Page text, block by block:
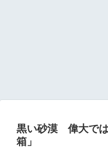
黒い砂漠 偉大で
箱」